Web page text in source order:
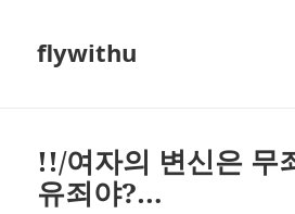
flywithu
!!/여자의 변신은 무
유죄야?…